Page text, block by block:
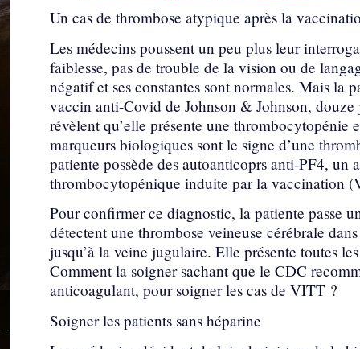
Un cas de thrombose atypique après la
Les médecins poussent un peu plus leur
faiblesse, pas de trouble de la vision ou de
négatif et ses constantes sont normales. Mais la
vaccin anti-Covid de Johnson & Johnson, douze
révèlent qu’elle présente une thrombocytopénie
marqueurs biologiques sont le signe d’une
patiente possède des autoanticoprs anti-PF4, un
thrombocytopénique induite par la vaccination
Pour confirmer ce diagnostic, la patiente passe
détectent une thrombose veineuse cérébrale
jusqu’à la veine jugulaire. Elle présente toutes
Comment la soigner sachant que le CDC
anticoagulant, pour soigner les cas de VITT ?
Soigner les patients sans héparine